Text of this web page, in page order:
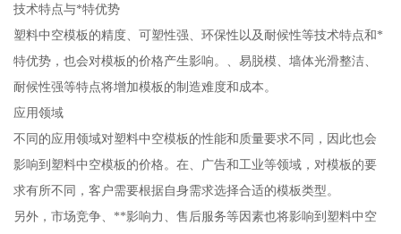
技术特点与*特优势
塑料中空模板的精度、可塑性强、环保性以及耐候性等技术特点和*
特优势，也会对模板的价格产生影响。、易脱模、墙体光滑整洁、
耐候性强等特点将增加模板的制造难度和成本。
应用领域
不同的应用领域对塑料中空模板的性能和质量要求不同，因此也会
影响到塑料中空模板的价格。在、广告和工业等领域，对模板的要
求有所不同，客户需要根据自身需求选择合适的模板类型。
另外，市场竞争、**影响力、售后服务等因素也将影响到塑料中空